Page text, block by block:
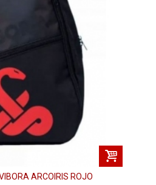
ARCOIRIS ROJO